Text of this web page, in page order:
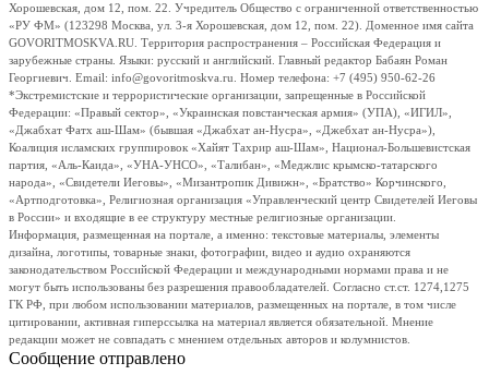
Хорошевская, дом 12, пом. 22. Учредитель Общество с ограниченной ответственностью
«РУ ФМ» (123298 Москва, ул. 3-я Хорошевская, дом 12, пом. 22). Доменное имя сайта
GOVORITMOSKVA.RU. Территория распространения – Российская Федерация и
зарубежные страны. Языки: русский и английский. Главный редактор Бабаян Роман
Георгиевич. Email: info@govoritmoskva.ru. Номер телефона: +7 (495) 950-62-26
*Экстремистские и террористические организации, запрещенные в Российской
Федерации: «Правый сектор», «Украинская повстанческая армия» (УПА), «ИГИЛ»,
«Джабхат Фатх аш-Шам» (бывшая «Джабхат ан-Нусра», «Джебхат ан-Нусра»),
Коалиция исламских группировок «Хайят Тахрир аш-Шам», Национал-Большевистская
партия, «Аль-Каида», «УНА-УНСО», «Талибан», «Меджлис крымско-татарского
народа», «Свидетели Иеговы», «Мизантропик Дивижн», «Братство» Корчинского,
«Артподготовка», Религиозная организация «Управленческий центр Свидетелей Иеговы
в России» и входящие в ее структуру местные религиозные организации.
Информация, размещенная на портале, а именно: текстовые материалы, элементы
дизайна, логотипы, товарные знаки, фотографии, видео и аудио охраняются
законодательством Российской Федерации и международными нормами права и не
могут быть использованы без разрешения правообладателей. Согласно ст.ст. 1274,1275
ГК РФ, при любом использовании материалов, размещенных на портале, в том числе
цитировании, активная гиперссылка на материал является обязательной. Мнение
редакции может не совпадать с мнением отдельных авторов и колумнистов.
Сообщение отправлено